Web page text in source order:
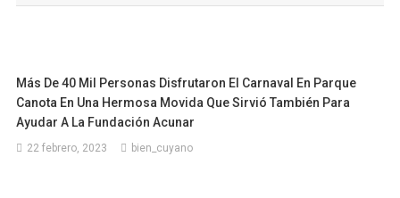
Más De 40 Mil Personas Disfrutaron El Carnaval En Parque
Canota En Una Hermosa Movida Que Sirvió También Para
Ayudar A La Fundación Acunar
22 febrero, 2023 bien_cuyano